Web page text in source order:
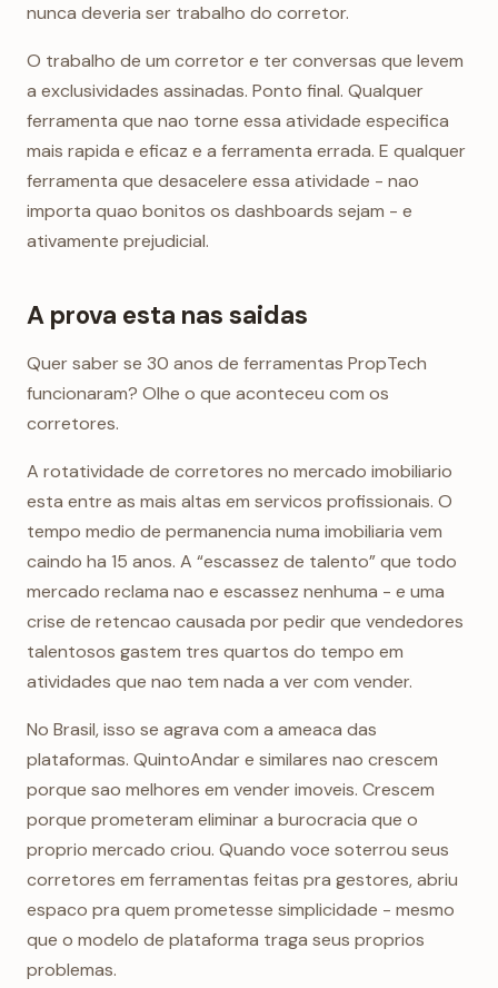
nunca deveria ser trabalho do corretor.
O trabalho de um corretor e ter conversas que levem
a exclusividades assinadas. Ponto final. Qualquer
ferramenta que nao torne essa atividade especifica
mais rapida e eficaz e a ferramenta errada. E qualquer
ferramenta que desacelere essa atividade - nao
importa quao bonitos os dashboards sejam - e
ativamente prejudicial.
A prova esta nas saidas
Quer saber se 30 anos de ferramentas PropTech
funcionaram? Olhe o que aconteceu com os
corretores.
A rotatividade de corretores no mercado imobiliario
esta entre as mais altas em servicos profissionais. O
tempo medio de permanencia numa imobiliaria vem
caindo ha 15 anos. A “escassez de talento” que todo
mercado reclama nao e escassez nenhuma - e uma
crise de retencao causada por pedir que vendedores
talentosos gastem tres quartos do tempo em
atividades que nao tem nada a ver com vender.
No Brasil, isso se agrava com a ameaca das
plataformas. QuintoAndar e similares nao crescem
porque sao melhores em vender imoveis. Crescem
porque prometeram eliminar a burocracia que o
proprio mercado criou. Quando voce soterrou seus
corretores em ferramentas feitas pra gestores, abriu
espaco pra quem prometesse simplicidade - mesmo
que o modelo de plataforma traga seus proprios
problemas.